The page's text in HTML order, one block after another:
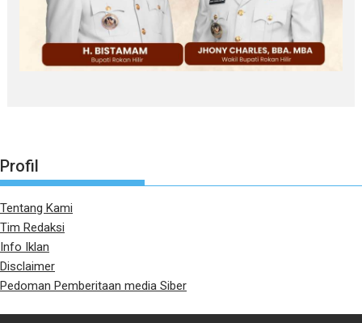
Profil
Tentang Kami
Tim Redaksi
Info Iklan
Disclaimer
Pedoman Pemberitaan media Siber